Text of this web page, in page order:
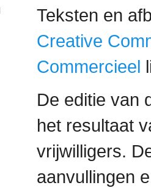
Teksten en
Creative
Commercieel
De editie van
het resultaat
vrijwilligers.
aanvullingen